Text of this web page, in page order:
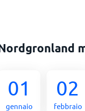
01
gennaio
02
febbraio